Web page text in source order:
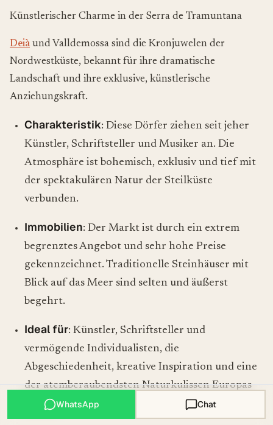
Künstlerischer Charme in der Serra de Tramuntana
Deiàund Valldemossa sind die Kronjuwelen der
Nordwestküste, bekannt für ihre dramatische
Landschaft und ihre exklusive, künstlerische
Anziehungskraft.
Charakteristik: Diese Dörfer ziehen seit jeher
Künstler, Schriftsteller und Musiker an. Die
Atmosphäre ist bohemisch, exklusiv und tief mit
der spektakulären Natur der Steilküste
verbunden.
Immobilien: Der Markt ist durch ein extrem
begrenztes Angebot und sehr hohe Preise
gekennzeichnet. Traditionelle Steinhäuser mit
Blick auf das Meer sind selten und äußerst
begehrt.
Ideal für: Künstler, Schriftsteller und
vermögende Individualisten, die
Abgeschiedenheit, kreative Inspiration und eine
der atemberaubendsten Naturkulissen Europas
suchen.WhatsApp Chat